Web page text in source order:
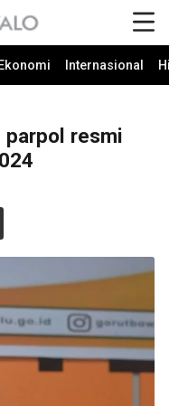
Ekonomi Internasional
parpol resmi